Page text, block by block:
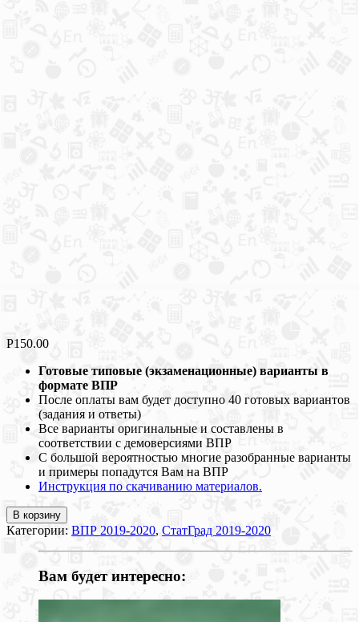
Р150.00
Готовые типовые (экзаменационные) варианты в
формате ВПР
После оплаты вам будет доступно 40 готовых вариантов
(задания и ответы)
Все варианты оригинальные и составлены в
соответствии с демоверсиями ВПР
С большой вероятностью многие разобранные варианты
и примеры попадутся Вам на ВПР
Инструкция по скачиванию материалов.
В корзину
Категории: ВПР 2019-2020, СтатГрад 2019-2020
Вам будет интересно: